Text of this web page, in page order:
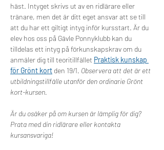
häst. Intyget skrivs ut av en ridlärare eller
tränare, men det är ditt eget ansvar att se till
att du har ett giltigt intyg inför kursstart. Är du
elev hos oss på Gävle Ponnyklubb kan du
tilldelas ett intyg på förkunskapskrav om du
anmäler dig till teoritillfället Praktisk kunskap
för Grönt kort den 19/1. Observera att det är ett
utbildningstillfälle utanför den ordinarie Grönt
kort-kursen.
Är du osäker på om kursen är lämplig för dig?
Prata med din ridlärare eller kontakta
kursansvariga!